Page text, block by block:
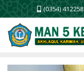
to
content
(0354)